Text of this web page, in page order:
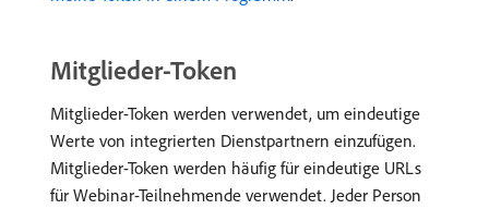
Mitglieder-Token
Mitglieder-Token werden verwendet, um eindeutige
Werte von integrierten Dienstpartnern einzufügen.
Mitglieder-Token werden häufig für eindeutige URLs
für Webinar-Teilnehmende verwendet. Jeder Person